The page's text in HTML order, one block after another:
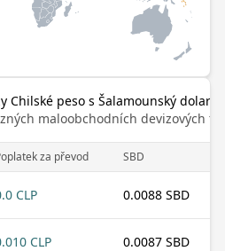
Chilské peso s Šalamounský dolar
maloobchodních devizových
za převod SBD
CLP 0.0088 SBD
CLP 0.0087 SBD